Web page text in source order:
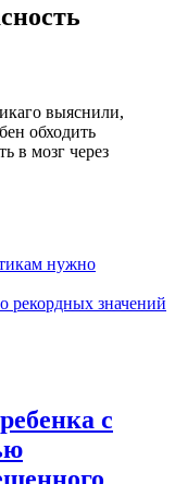
выяснили,
обходить
в мозг через
нужно
рекордных значений
с